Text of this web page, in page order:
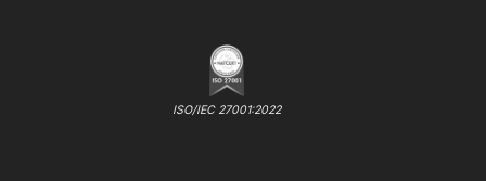
ISO/IEC 27001:2022